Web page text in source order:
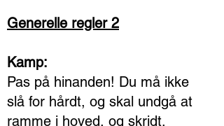
Generelle regler 2
Kamp:
Pas på hinanden! Du må ikke
slå for hårdt, og skal undgå at
ramme i hoved, og skridt.